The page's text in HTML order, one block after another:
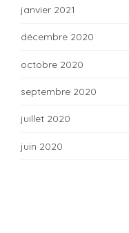
janvier 2021
décembre 2020
octobre 2020
septembre 2020
juillet 2020
juin 2020